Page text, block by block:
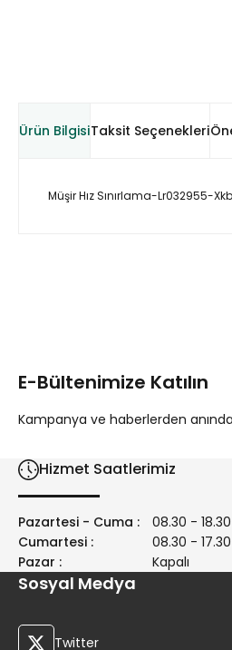
Ürün BilgisiTaksit Seçenekleri
Müşir Hız Sınırlama-Lr032955-
Ürün bilgilerinde hatalar
E-Bültenimize Katılın
Kampanya ve haberlerden
Hizmet Saatlerimiz
Pazartesi - Cuma :
08.30 - 18.30
Cumartesi :
08.30 - 17.30
Pazar :
Kapalı
Sosyal Medya
Twitter